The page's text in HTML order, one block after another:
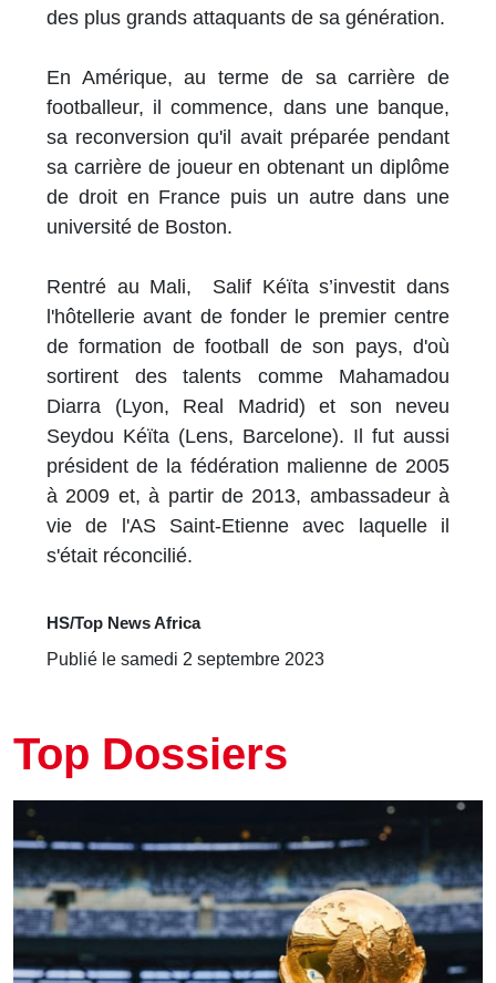
des plus grands attaquants de sa génération.
En Amérique, au terme de sa carrière de
footballeur, il commence, dans une banque,
sa reconversion qu'il avait préparée pendant
sa carrière de joueur en obtenant un diplôme
de droit en France puis un autre dans une
université de Boston.
Rentré au Mali, Salif Kéïta s’investit dans
l'hôtellerie avant de fonder le premier centre
de formation de football de son pays, d'où
sortirent des talents comme Mahamadou
Diarra (Lyon, Real Madrid) et son neveu
Seydou Kéïta (Lens, Barcelone). Il fut aussi
président de la fédération malienne de 2005
à 2009 et, à partir de 2013, ambassadeur à
vie de l'AS Saint-Etienne avec laquelle il
s'était réconcilié.
HS/Top News Africa
Publié le samedi 2 septembre 2023
Top Dossiers